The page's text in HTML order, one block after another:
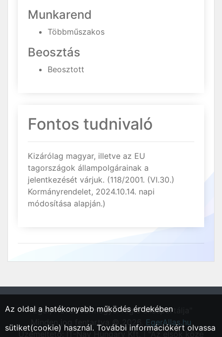
Munkarend
Többműszakos
Beosztás
Beosztott
Fontos tudnivaló
Kizárólag magyar, illetve az EU
tagországok állampolgárainak a
jelentkezését várjuk. (118/2001. (VI.30.)
Kormányrendelet, 2024.10.14. napi
módosítása alapján.)
"Eger, Heves vármegyei régió állásportálja"
Minden jog fentartva © 2026. EgerAllas.hu
Üzemeltető: IT-Nav Hungary Kft. | "Az elsők közé
Az oldal a hatékonyabb működés érdekében
sütiket(cookie) használ. További információkért olvassa